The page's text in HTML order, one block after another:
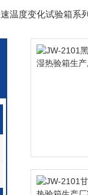
温度变化试验箱系